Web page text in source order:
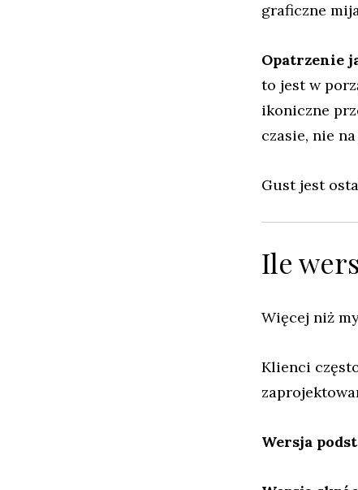
graficzne
Opatrzenie
to jest w
ikoniczne
czasie, nie
Gust jest
Ile
Więcej niż
Klienci
Wersja